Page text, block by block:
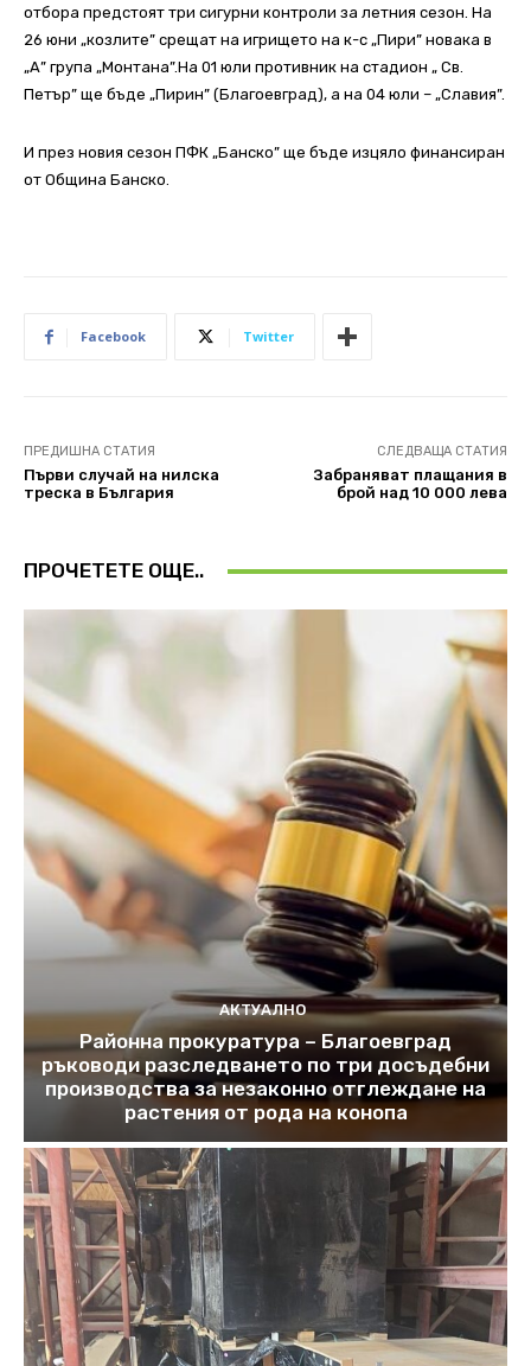
отбора предстоят три сигурни контроли за летния сезон. На
26 юни „козлите” срещат на игрището на к-с „Пири” новака в
„А” група „Монтана”.На 01 юли противник на стадион „ Св.
Петър” ще бъде „Пирин” (Благоевград), а на 04 юли – „Славия”.
И през новия сезон ПФК „Банско” ще бъде изцяло финансиран
от Община Банско.
Facebook Twitter
ПРЕДИШНА СТАТИЯ
Първи случай на нилска
треска в България
СЛЕДВАЩА СТАТИЯ
Забраняват плащания в
брой над 10 000 лева
ПРОЧЕТЕТЕ ОЩЕ..
АКТУАЛНО
Районна прокуратура – Благоевград
ръководи разследването по три досъдебни
производства за незаконно отглеждане на
растения от рода на конопа